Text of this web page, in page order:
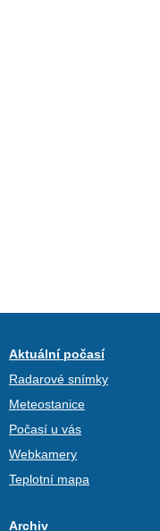
Aktuální počasí
Radarové snímky
Meteostanice
Počasí u vás
Webkamery
Teplotní mapa
Archiv